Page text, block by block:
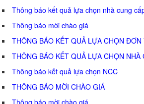
Thông báo kết quả lựa chọn nhà cung
Thông báo mời chào giá
THÔNG BÁO KẾT QUẢ LỰA CHỌN ĐƠN
THÔNG BÁO KẾT QUẢ LỰA CHỌN NHÀ
Thông báo kết quả lựa chọn NCC
THÔNG BÁO MỜI CHÀO GIÁ
Thông báo mời chào giá